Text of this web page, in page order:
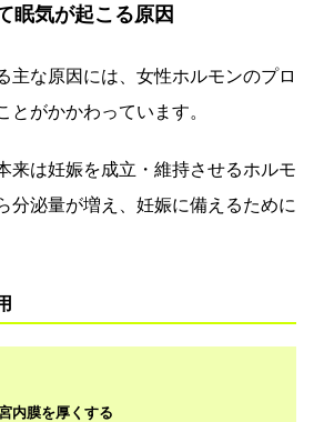
眠気が起こる原因
主な原因には、女性ホルモンのプロ
がかかわっています。
来は妊娠を成立・維持させるホルモ
分泌量が増え、妊娠に備えるために
内膜を厚くする